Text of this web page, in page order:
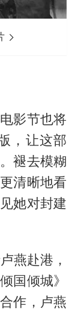
影节也将
，让这部
褪去模糊
清晰地看
她对封建
燕赴港，
国倾城》
作，卢燕